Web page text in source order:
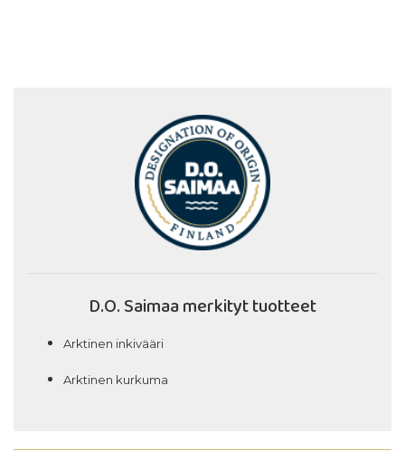
D.O. Saimaa merkityt tuotteet
Arktinen inkivääri
Arktinen kurkuma